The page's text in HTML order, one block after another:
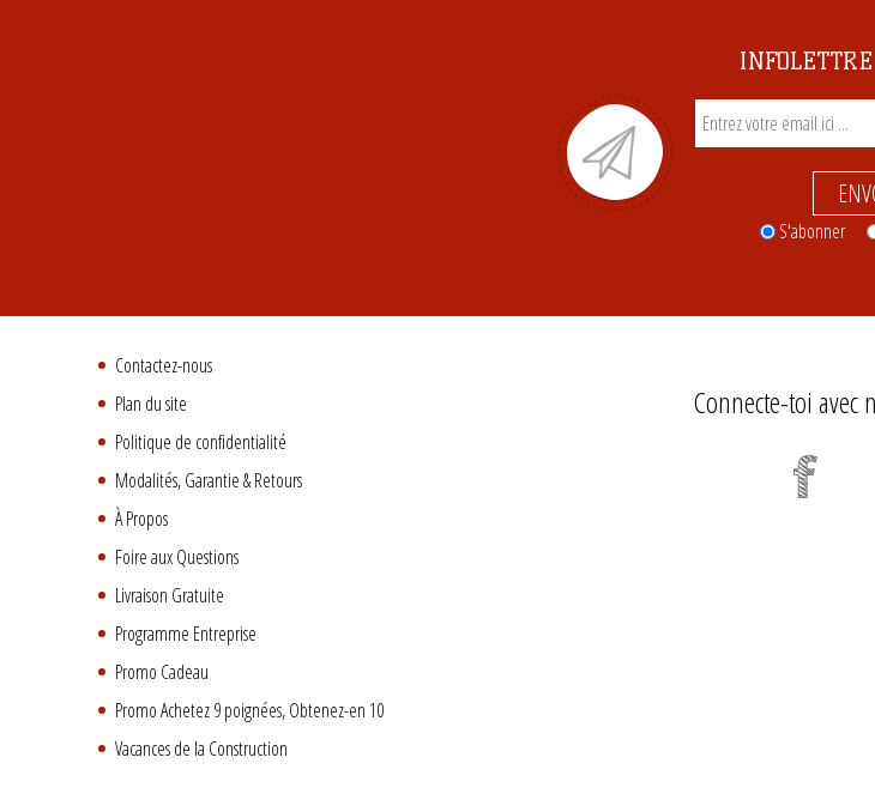
INFOLETTRE
S'abonner
Contactez-nous
Plan du site
Politique de confidentialité
Modalités, Garantie & Retours
À Propos
Foire aux Questions
Livraison Gratuite
Programme Entreprise
Promo Cadeau
Promo Achetez 9 poignées, Obtenez-en 10
Vacances de la Construction
Connecte-toi avec